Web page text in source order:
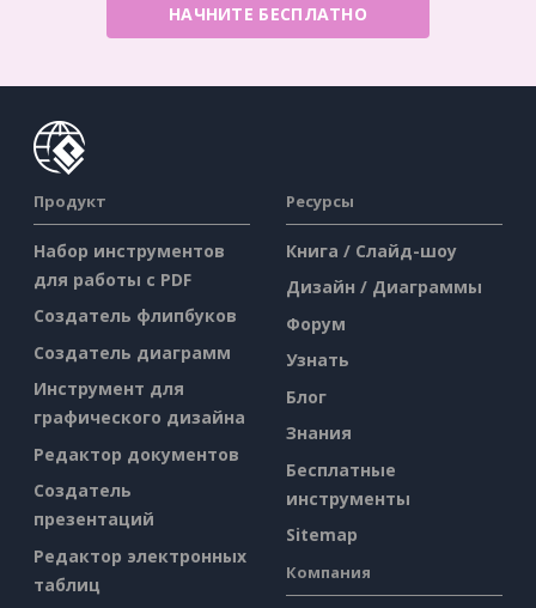
НАЧНИТЕ БЕСПЛАТНО
Продукт
Набор инструментов
для работы с PDF
Создатель флипбуков
Создатель диаграмм
Инструмент для
графического дизайна
Редактор документов
Создатель
презентаций
Редактор электронных
таблиц
Ресурсы
Книга / Слайд-шоу
Дизайн / Диаграммы
Форум
Узнать
Блог
Знания
Бесплатные
инструменты
Sitemap
Компания